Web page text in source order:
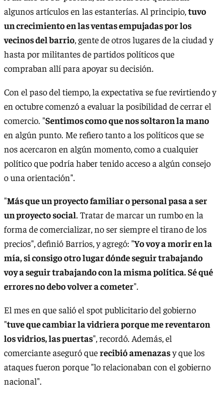
algunos artículos en las estanterías. Al principio,tuvo
un crecimiento en las ventas empujadas por los
vecinos del barrio, gente de otros lugares de la ciudad y
hasta por militantes de partidos políticos que
compraban allí para apoyar su decisión.
Con el paso del tiempo, la expectativa se fue revirtiendo y
en octubre comenzó a evaluar la posibilidad de cerrar el
comercio. "Sentimos como que nos soltaron la mano
en algún punto. Me refiero tanto a los políticos que se
nos acercaron en algún momento, como a cualquier
político que podría haber tenido acceso a algún consejo
o una orientación".
"Más que un proyecto familiar o personal pasa a ser
un proyecto social. Tratar de marcar un rumbo en la
forma de comercializar, no ser siempre el tirano de los
precios", definió Barrios, y agregó: "Yo voy a morir en la
mía, si consigo otro lugar dónde seguir trabajando
voy a seguir trabajando con la misma política. Sé qué
errores no debo volver a cometer".
El mes en que salió el spot publicitario del gobierno
"tuve que cambiar la vidriera porque me reventaron
los vidrios, las puertas", recordó. Además, el
comerciante aseguró querecibió amenazasy que los
ataques fueron porque "lo relacionaban con el gobierno
nacional".